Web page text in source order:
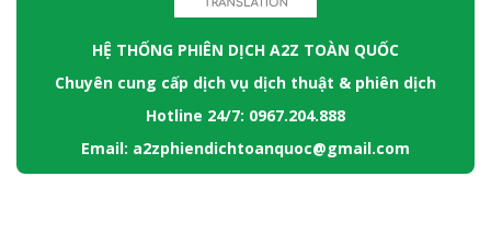
HỆ THỐNG PHIÊN DỊCH A2Z TOÀN QUỐC
Chuyên cung cấp dịch vụ dịch thuật & phiên dịch
Hotline 24/7: 0967.204.888
Email: a2zphiendichtoanquoc@gmail.com